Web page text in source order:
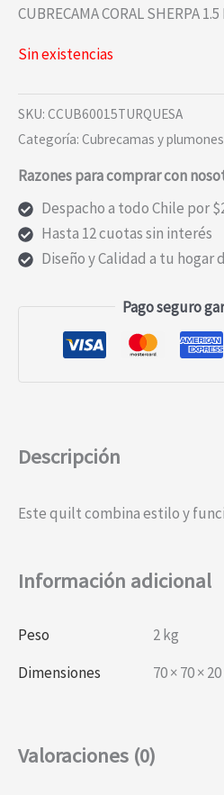
CUBRECAMA CORAL SHERPA
Sin existencias
SKU: CCUB60015TURQUESA
Categoría: Cubrecamas y plumones
Razones para comprar con
Despacho a todo Chile por
Hasta 12 cuotas sin interés
Diseño y Calidad a tu hogar
Pago seguro
Descripción
Este quilt combina estilo y
Información adicional
Peso
2 kg
Dimensiones
70 × 70 ×
Valoraciones (0)